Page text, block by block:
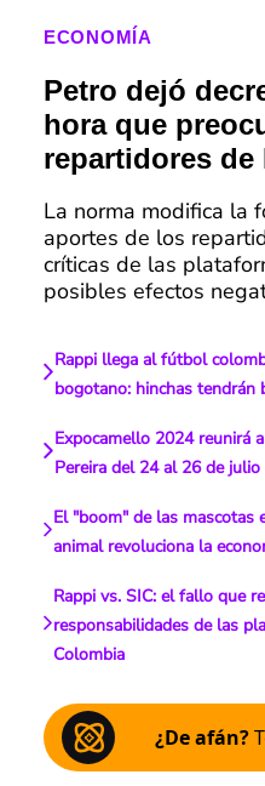
ECONOMÍA
Petro dejó
hora que
repartidores de
La norma modifica la
aportes de los
críticas de las
posibles efectos
Rappi llega al fútbol
bogotano: hinchas tendrán
Expocamello 2024 reunirá
Pereira del 24 al 26 de
El "boom" de las mascotas
animal revoluciona la
Rappi vs. SIC: el fallo que
responsabilidades de las
Colombia
¿De afán?